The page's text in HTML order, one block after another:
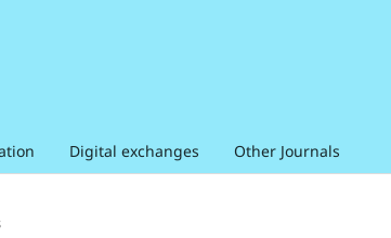
Digital exchanges Other Journals